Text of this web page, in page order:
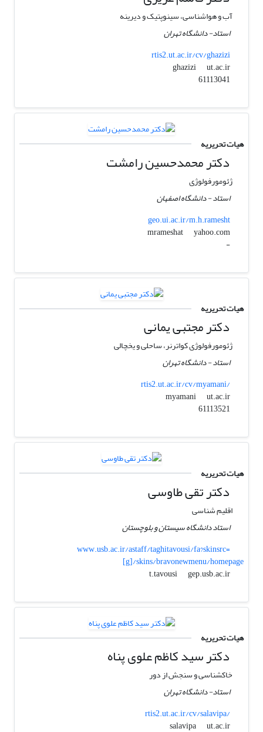
آب و هواشناسی، سینوپتیک و دیرینه
استاد- دانشگاه تهران
rtis2.ut.ac.ir/cv/ghazizi
ghazizi
ut.ac.ir
هیات تحریریه
دکتر محمدحسین رامشت
ژئومورفولوژی
استاد - دانشگاه اصفهان
geo.ui.ac.ir/m.h.ramesht
mrameshat
yahoo.com
-
هیات تحریریه
دکتر مجتبی یمانی
ژئومورفولوژی کواترنر، ساحلی و یخچالی
استاد - دانشگاه تهران
rtis2.ut.ac.ir/cv/myamani/
myamani
ut.ac.ir
هیات تحریریه
دکتر تقی طاوسی
اقلیم شناسی
استاد دانشگاه سیستان و بلوچستان
www.usb.ac.ir/astaff/taghitavousi/fa?skinsrc=
[g]/skins/bravonewmenu/homepage
t.tavousi
gep.usb.ac.ir
هیات تحریریه
دکتر سید کاظم علوی پناه
خاکشناسی و سنجش از دور
استاد- دانشگاه تهران
rtis2.ut.ac.ir/cv/salavipa/
salavipa
ut.ac.ir